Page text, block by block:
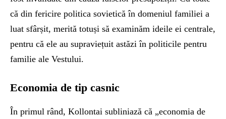
că din fericire politica sovietică în domeniul familiei a
luat sfârșit, merită totuși să examinăm ideile ei centrale,
pentru că ele au supraviețuit astăzi în politicile pentru
familie ale Vestului.
Economia de tip casnic
În primul rând, Kollontai subliniază că „economia de